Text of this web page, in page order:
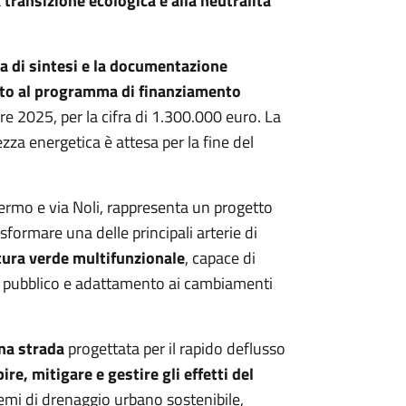
di sintesi e la documentazione
al programma di finanziamento
2025, per la cifra di 1.300.000 euro. La
energetica è attesa per la fine del
e via Noli, rappresenta un progetto
una delle principali arterie di
verde multifunzionale, capace di
e adattamento ai cambiamenti
stradaprogettata per il rapido deflusso
mitigare e gestire gli effetti del
di drenaggio urbano sostenibile,